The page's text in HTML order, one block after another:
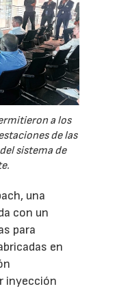
a los
de las
sistema de
una
con un
para
en
inyección